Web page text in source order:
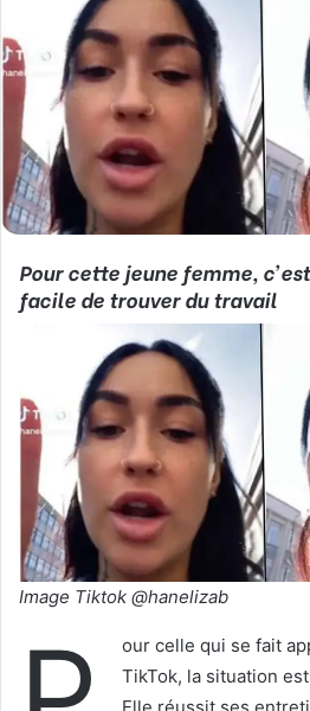
Pour cette jeune femme,
facile de trouver du travail
Image Tiktok @hanelizab
our celle qui se fait
TikTok, la situation